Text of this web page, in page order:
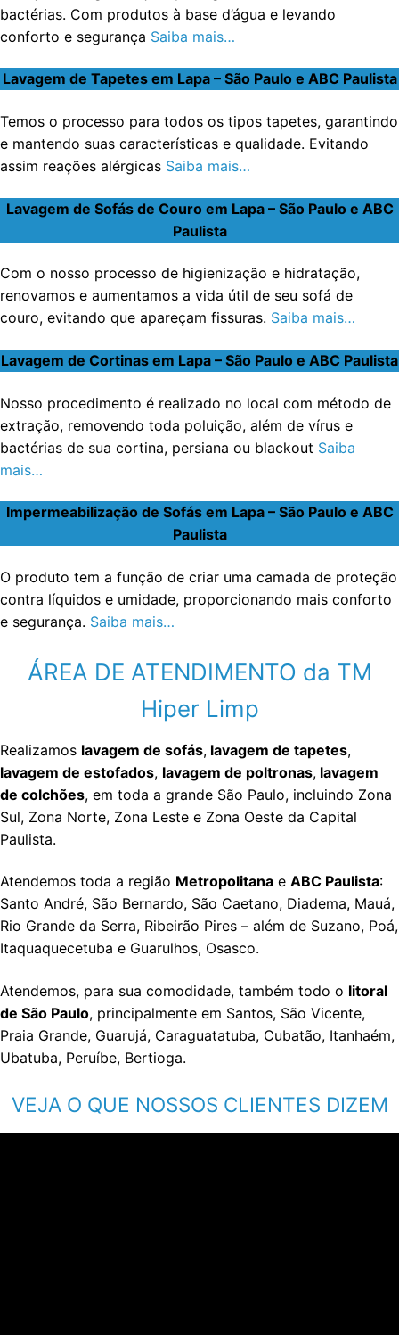
bactérias. Com produtos à base d’água e levando
conforto e segurança Saiba mais…
Lavagem de Tapetes em Lapa – São Paulo e ABC Paulista
Temos o processo para todos os tipos tapetes, garantindo
e mantendo suas características e qualidade. Evitando
assim reações alérgicas Saiba mais…
Lavagem de Sofás de Couro em Lapa – São Paulo e ABC
Paulista
Com o nosso processo de higienização e hidratação,
renovamos e aumentamos a vida útil de seu sofá de
couro, evitando que apareçam fissuras. Saiba mais…
Lavagem de Cortinas em Lapa – São Paulo e ABC Paulista
Nosso procedimento é realizado no local com método de
extração, removendo toda poluição, além de vírus e
bactérias de sua cortina, persiana ou blackout Saiba
mais…
Impermeabilização de Sofás em Lapa – São Paulo e ABC
Paulista
O produto tem a função de criar uma camada de proteção
contra líquidos e umidade, proporcionando mais conforto
e segurança. Saiba mais…
ÁREA DE ATENDIMENTO da TM
Hiper Limp
Realizamos lavagem de sofás, lavagem de tapetes,
lavagem de estofados, lavagem de poltronas, lavagem
de colchões, em toda a grande São Paulo, incluindo Zona
Sul, Zona Norte, Zona Leste e Zona Oeste da Capital
Paulista.
Atendemos toda a região Metropolitana e ABC Paulista:
Santo André, São Bernardo, São Caetano, Diadema, Mauá,
Rio Grande da Serra, Ribeirão Pires – além de Suzano, Poá,
Itaquaquecetuba e Guarulhos, Osasco.
Atendemos, para sua comodidade, também todo o litoral
de São Paulo, principalmente em Santos, São Vicente,
Praia Grande, Guarujá, Caraguatatuba, Cubatão, Itanhaém,
Ubatuba, Peruíbe, Bertioga.
VEJA O QUE NOSSOS CLIENTES DIZEM